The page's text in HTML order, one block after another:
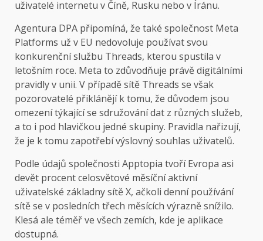
uživatelé internetu v Číně, Rusku nebo v Íránu.
Agentura DPA připomíná, že také společnost Meta
Platforms už v EU nedovoluje používat svou
konkurenční službu Threads, kterou spustila v
letošním roce. Meta to zdůvodňuje právě digitálními
pravidly v unii. V případě sítě Threads se však
pozorovatelé přiklánějí k tomu, že důvodem jsou
omezení týkající se sdružování dat z různých služeb,
a to i pod hlavičkou jedné skupiny. Pravidla nařizují,
že je k tomu zapotřebí výslovný souhlas uživatelů.
Podle údajů společnosti Apptopia tvoří Evropa asi
devět procent celosvětové měsíční aktivní
uživatelské základny sítě X, ačkoli denní používání
sítě se v posledních třech měsících výrazně snížilo.
Klesá ale téměř ve všech zemích, kde je aplikace
dostupná.